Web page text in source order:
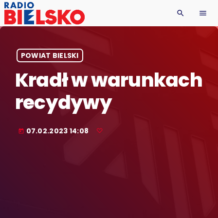
search menu
POWIAT BIELSKI
Kradł w warunkach
recydywy
today 07.02.2023 14:08